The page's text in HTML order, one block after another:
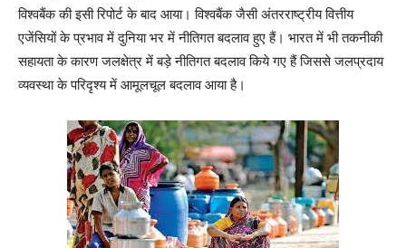
विश्वबैंक की इसी रिपोर्ट के बाद आया। विश्वबैंक जैसी अंतरराष्ट्रीय वित्तीय
एजेंसियों के प्रभाव में दुनिया भर में नीतिगत बदलाव हुए हैं। भारत में भी तकनीकी
सहायता के कारण जलक्षेत्र में बड़े नीतिगत बदलाव किये गए हैं जिससे जलप्रदाय
व्यवस्था के परिदृश्य में आमूलचूल बदलाव आया है।